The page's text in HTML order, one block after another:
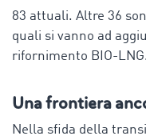
83 attuali. Altre 36
quali si vanno ad
rifornimento BIO-LNG.
Una frontiera
Nella sfida della